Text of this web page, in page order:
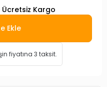
Ücretsiz Kargo
Ekle
fiyatına 3 taksit.